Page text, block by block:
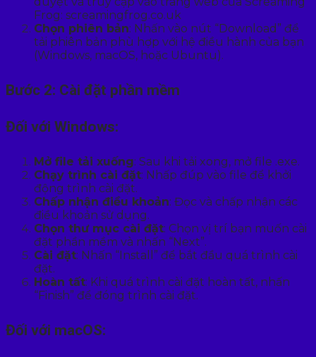
Frog: screamingfrog.co.uk
Chọn phiên bản: Nhấn vào nút “Download” để
tải phiên bản phù hợp với hệ điều hành của bạn
(Windows, macOS, hoặc Ubuntu).
Bước 2: Cài đặt phần mềm
Đối với Windows:
Mở file tải xuống: Sau khi tải xong, mở file .exe.
Chạy trình cài đặt: Nhấp đúp vào file để khởi
động trình cài đặt.
Chấp nhận điều khoản: Đọc và chấp nhận các
điều khoản sử dụng.
Chọn thư mục cài đặt: Chọn vị trí bạn muốn cài
đặt phần mềm và nhấn “Next”.
Cài đặt: Nhấn “Install” để bắt đầu quá trình cài
đặt.
Hoàn tất: Khi quá trình cài đặt hoàn tất, nhấn
“Finish” để đóng trình cài đặt.
Đối với macOS: